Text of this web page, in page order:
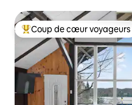
Coup de cœur voyageurs
Coup de cœur voyageurs